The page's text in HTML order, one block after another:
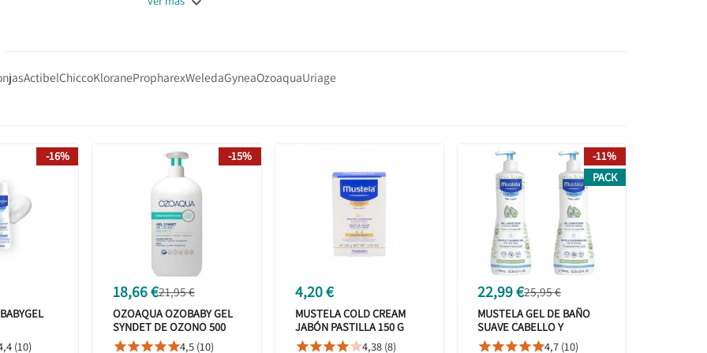
ActibelChiccoKloranePropharexWeledaGyneaOzoaquaUriage
(10)
-16%
18,66 €21,95 €
OZOAQUA OZOBABY GEL
SYNDET DE OZONO 500
ML
4,5 (10)
-15%
4,20 €
MUSTELA COLD CREAM
JABÓN PASTILLA 150 G
4,38 (8)
22,99 €25,95 €
MUSTELA GEL DE BAÑO
SUAVE CABELLO Y
CUERPO 750ML +750ML
4,7 (10)
-11%
PACK